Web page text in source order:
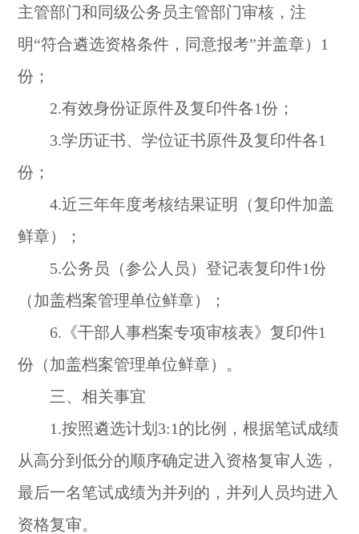
主管部门和同级公务员主管部门审核，注
明“符合遴选资格条件，同意报考”并盖章）1
份；
2.有效身份证原件及复印件各1份；
3.学历证书、学位证书原件及复印件各1
份；
4.近三年年度考核结果证明（复印件加盖
鲜章）；
5.公务员（参公人员）登记表复印件1份
（加盖档案管理单位鲜章）；
6.《干部人事档案专项审核表》复印件1
份（加盖档案管理单位鲜章）。
三、相关事宜
1.按照遴选计划3:1的比例，根据笔试成绩
从高分到低分的顺序确定进入资格复审人选，
最后一名笔试成绩为并列的，并列人员均进入
资格复审。